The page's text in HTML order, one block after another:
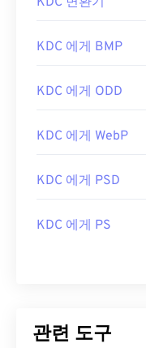
KDC 에게 BMP
KDC 에게 ODD
KDC 에게 WebP
KDC 에게 PSD
KDC 에게 PS
관련 도구